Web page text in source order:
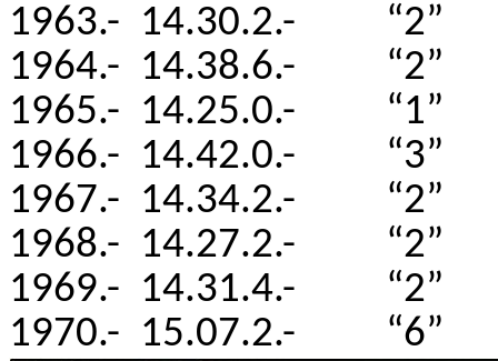
1963.- 14.30.2.-
1964.- 14.38.6.-
1965.- 14.25.0.-
1966.- 14.42.0.-
1967.- 14.34.2.-
1968.- 14.27.2.-
1969.- 14.31.4.-
1970.- 15.07.2.-